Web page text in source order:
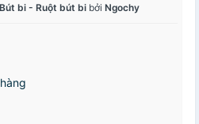
Bút bi - Ruột bút bi bởi Ngochy